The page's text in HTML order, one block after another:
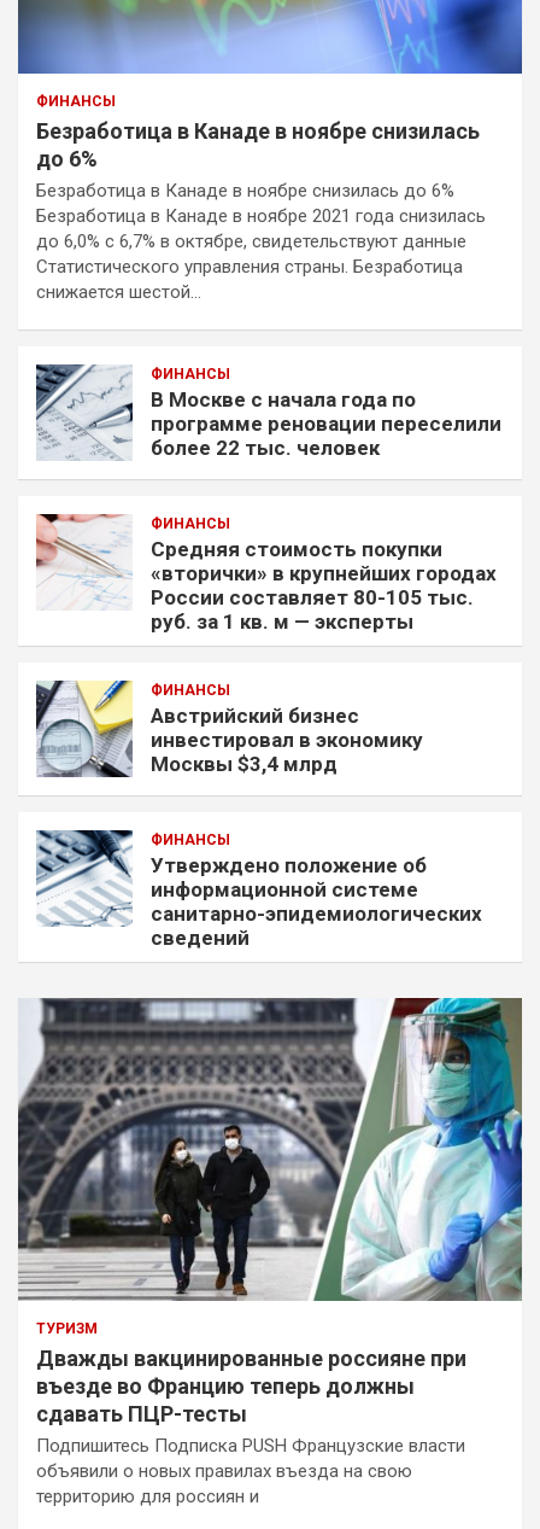
ФИНАНСЫ
Безработица в Канаде в ноябре снизилась
до 6%
Безработица в Канаде в ноябре снизилась до 6%
Безработица в Канаде в ноябре 2021 года снизилась
до 6,0% с 6,7% в октябре, свидетельствуют данные
Статистического управления страны. Безработица
снижается шестой…
ФИНАНСЫ
В Москве с начала года по
программе реновации переселили
более 22 тыс. человек
ФИНАНСЫ
Средняя стоимость покупки
«вторички» в крупнейших городах
России составляет 80-105 тыс.
руб. за 1 кв. м — эксперты
ФИНАНСЫ
Австрийский бизнес
инвестировал в экономику
Москвы $3,4 млрд
ФИНАНСЫ
Утверждено положение об
информационной системе
санитарно-эпидемиологических
сведений
ТУРИЗМ
Дважды вакцинированные россияне при
въезде во Францию теперь должны
сдавать ПЦР-тесты
Подпишитесь Подписка PUSH Французские власти
объявили о новых правилах въезда на свою
территорию для россиян и